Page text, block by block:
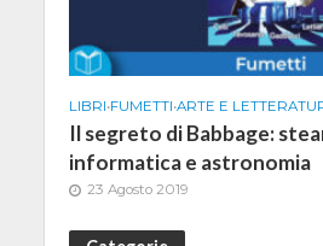
LIBRI•FUMETTI•ARTE E
Il segreto di Babbage:
informatica e astronomia
23 Agosto 2019